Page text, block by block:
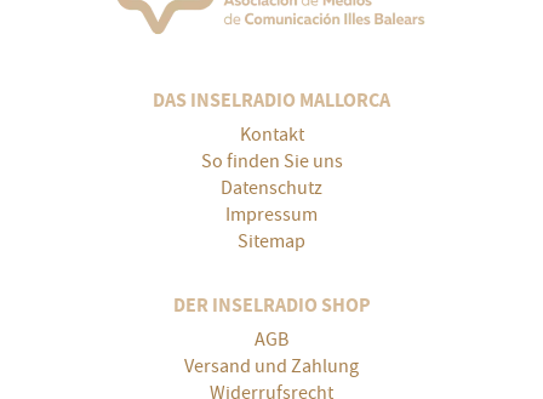
DAS INSELRADIO MALLORCA
Kontakt
So finden Sie uns
Datenschutz
Impressum
Sitemap
DER INSELRADIO SHOP
AGB
Versand und Zahlung
Widerrufsrecht